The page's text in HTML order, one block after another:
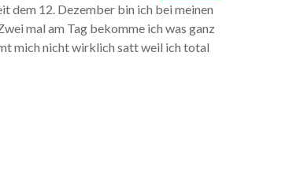
dem 12. Dezember bin ich bei meinen
mal am Tag bekomme ich was ganz
mich nicht wirklich satt weil ich total